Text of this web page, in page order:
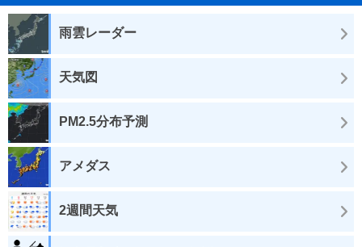
雨雲レーダー
天気図
PM2.5分布予測
アメダス
2週間天気